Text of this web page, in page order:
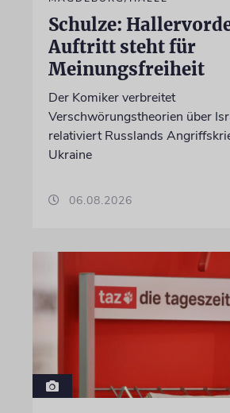
Schulze:
Auftritt steht für
Meinungsfreiheit
Der Komiker verbreitet
Verschwörungstheorien über
relativiert Russlands
Ukraine
06.08.2026